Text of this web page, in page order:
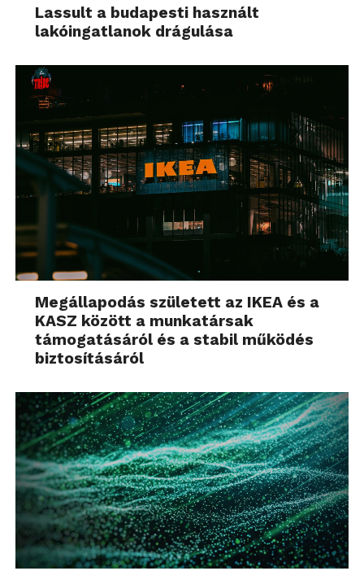
Lassult a budapesti használt
lakóingatlanok drágulása
Megállapodás született az IKEA és a
KASZ között a munkatársak
támogatásáról és a stabil működés
biztosításáról